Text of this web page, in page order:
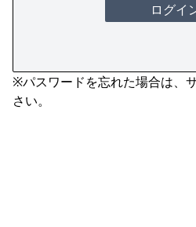
ログイ
※パスワードを忘れた場合は、
さい。